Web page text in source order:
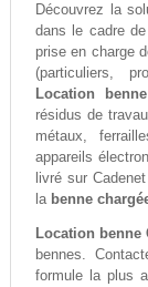
Découvrez la
dans le cadre
prise en charge
(particuliers,
Location
résidus de
métaux,
appareils
livré sur
la benne
Location benne
bennes.
formule la plus